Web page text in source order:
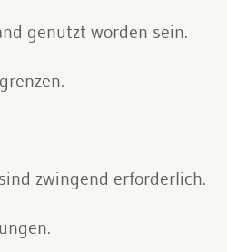
genutzt worden sein.
zwingend erforderlich.